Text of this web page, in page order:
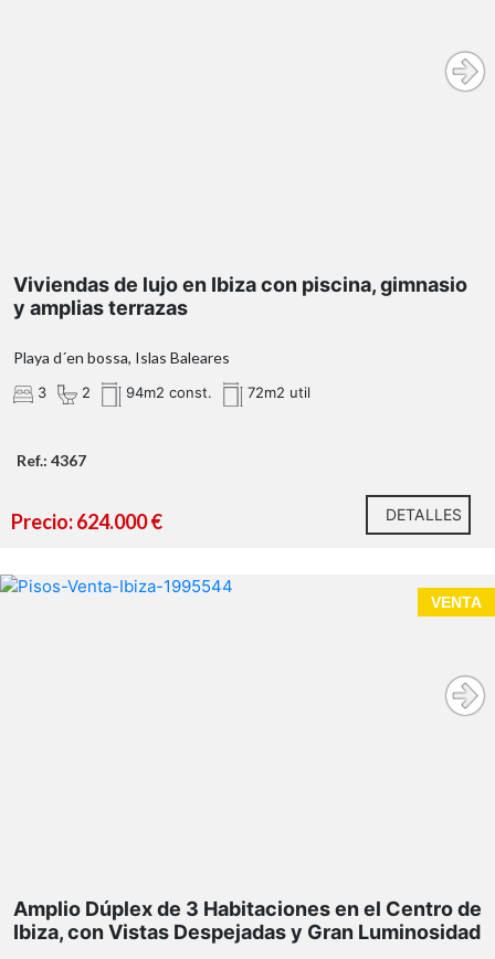
En RE/MAX Isla Blanca
estaremos encantados de ofrecerte más información y
guiarte en cada paso de este proyecto único.
Viviendas de lujo en Ibiza con piscina, gimnasio
y amplias terrazas
Playa d´en bossa, Islas Baleares
3 2 94m2 const. 72m2 util
Ref.: 4367
Precio: 624.000 € DETALLES
VENTA
Amplio Dúplex de 3 Habitaciones en el Centro de
Ibiza, con Vistas Despejadas y Gran Luminosidad